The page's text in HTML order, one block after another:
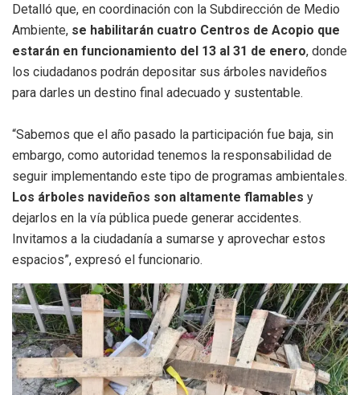
Detalló que, en coordinación con la Subdirección de Medio
Ambiente, se habilitarán cuatro Centros de Acopio que
estarán en funcionamiento del 13 al 31 de enero, donde
los ciudadanos podrán depositar sus árboles navideños
para darles un destino final adecuado y sustentable.
“Sabemos que el año pasado la participación fue baja, sin
embargo, como autoridad tenemos la responsabilidad de
seguir implementando este tipo de programas ambientales.
Los árboles navideños son altamente flamables y
dejarlos en la vía pública puede generar accidentes.
Invitamos a la ciudadanía a sumarse y aprovechar estos
espacios”, expresó el funcionario.